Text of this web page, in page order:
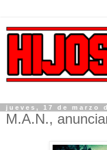
jueves, 17 de marzo
M.A.N.,